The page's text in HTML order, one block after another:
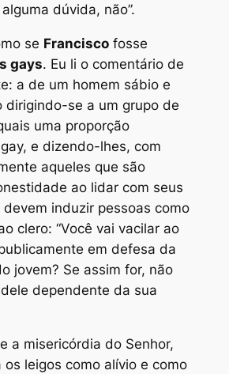
dúvida, não”.
se Franciscofosse
gays. Eu li o comentário de
a de um homem sábio e
dirigindo-se a um grupo de
uma proporção
e dizendo-lhes, com
aqueles que são
ao lidar com seus
induzir pessoas como
clero: “Você vai vacilar ao
em defesa da
jovem? Se assim for, não
dependente da sua
a misericórdia do Senhor,
os leigos como alívio e como